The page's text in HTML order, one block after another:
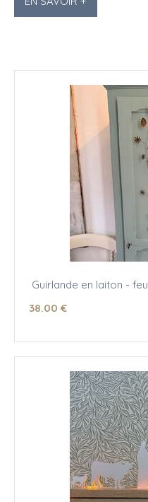
Guirlande en laiton -
38.00 €